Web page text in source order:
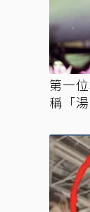
第一
稱「湯